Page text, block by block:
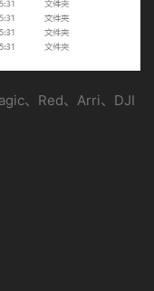
、Red、Arri、DJI